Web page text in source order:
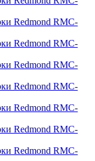
Redmond RMC-
Redmond RMC-
Redmond RMC-
Redmond RMC-
Redmond RMC-
Redmond RMC-
Redmond RMC-